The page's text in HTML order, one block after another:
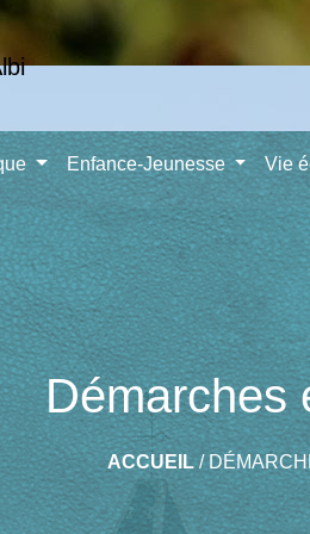
Enfance-Jeunesse Vie
Démarches
ACCUEIL/